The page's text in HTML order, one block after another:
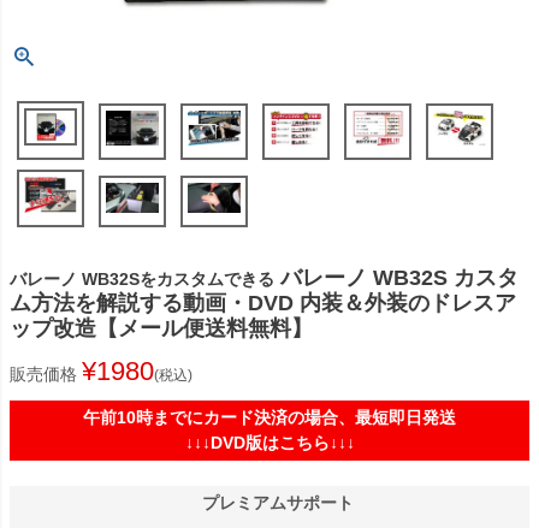
バレーノ WB32Sをカスタムできる バレーノ WB32S カスタ
ム方法を解説する動画・DVD 内装＆外装のドレスア
ップ改造【メール便送料無料】
販売価格 ¥1980 税込
午前10時までにカード決済の場合、最短即日発送
↓↓↓DVD版はこちら↓↓↓
プレミアムサポート